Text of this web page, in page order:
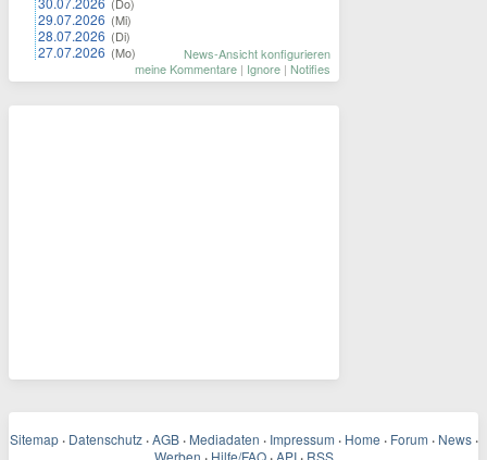
29.07.2026 (Mi)
28.07.2026 (Di)
27.07.2026 (Mo)
News-Ansicht konfigurieren
meine Kommentare | Ignore | Notifies
Sitemap · Datenschutz · AGB · Mediadaten · Impressum · Home · Forum · News ·
Werben Hilfe/FAQ API RSS